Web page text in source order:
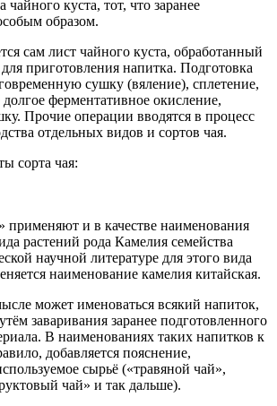
чайного куста, тот, что заранее
образом.
сам лист чайного куста, обработанный
приготовления напитка. Подготовка
сушку (вяление), сплетение,
ферментативное окисление,
Прочие операции вводятся в процесс
отдельных видов и сортов чая.
сорта чая:
применяют и в качестве наименования
растений рода Камелия семейства
научной литературе для этого вида
наименование камелия китайская.
может именоваться всякий напиток,
заваривания заранее подготовленного
В наименованиях таких напитков к
добавляется пояснение,
сырьё («травяной чай»,
чай» и так дальше).